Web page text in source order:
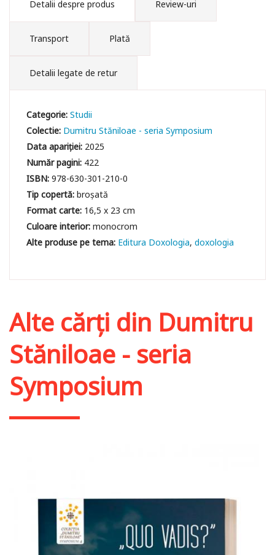
Detalii despre produs Review-uri
Transport Plată
Detalii legate de retur
Categorie:Studii
Colectie: Dumitru Stăniloae - seria Symposium
Data apariției: 2025
Număr pagini: 422
ISBN:978-630-301-210-0
Tip copertă:broșată
Format carte: 16,5 x 23 cm
Culoare interior:monocrom
Editura Doxologia doxologia
Alte cărți din Dumitru
Stăniloae - seria
Symposium